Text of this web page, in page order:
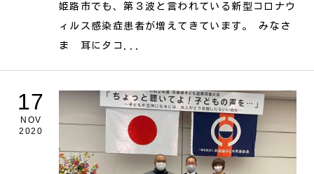
姫路市でも、第３波と言われている新型コロナウ
ィルス感染症患者が増えてきています。 みなさ
ま 耳にタコ...
17
NOV
2020